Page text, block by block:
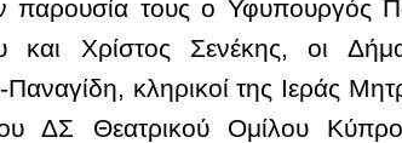
τους ο Υφυπουργός
και Χρίστος Σενέκης, οι
κληρικοί της Ιεράς
ΔΣ Θεατρικού Ομίλου